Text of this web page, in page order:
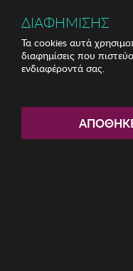
Γυναικείο
ΔΙΑΦΗΜΙΣΗΣ
Τα cookies αυτά
διαφημίσεις που
ενδιαφέροντά σας.